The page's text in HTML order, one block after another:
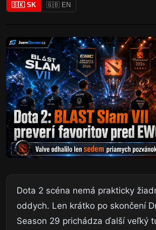
🇸🇰 SK 🇬🇧 EN
Dota 2 scéna nemá prakticky
oddych. Len krátko po skončení
Season 29 prichádza ďalší veľký